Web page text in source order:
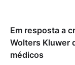
Em resposta a
Wolters Kluwer
médicos